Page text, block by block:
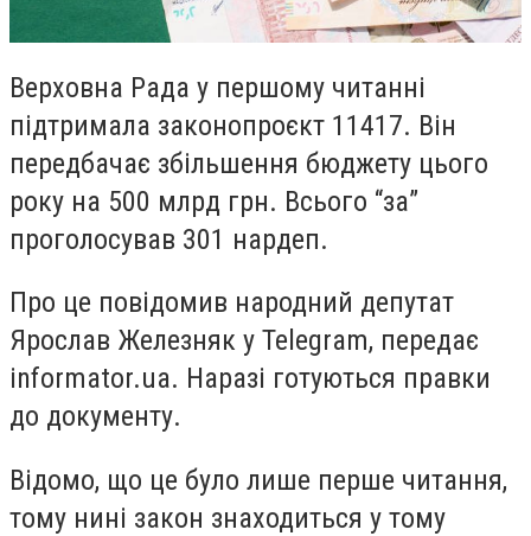
Верховна Рада у першому читанні
підтримала законопроєкт 11417. Він
передбачає збільшення бюджету цього
року на 500 млрд грн. Всього “за”
проголосував 301 нардеп.
Про це повідомив народний депутат
Ярослав Железняк у Telegram, передає
informator.ua. Наразі готуються правки
до документу.
Відомо, що це було лише перше читання,
тому нині закон знаходиться у тому